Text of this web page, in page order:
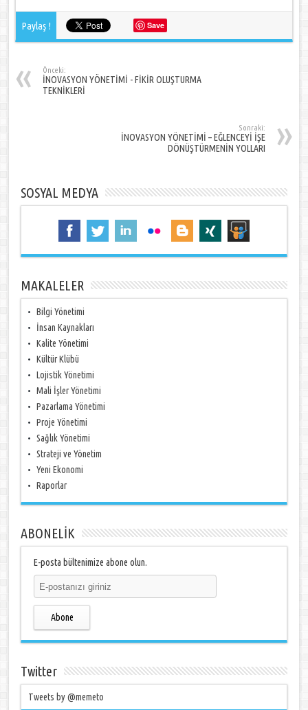
Paylaş ! Save
Önceki:
İNOVASYON YÖNETİMİ - FİKİR OLUŞTURMA
TEKNİKLERİ
Sonraki:
İNOVASYON YÖNETİMİ – EĞLENCEYİ İŞE
DÖNÜŞTÜRMENİN YOLLARI
SOSYAL MEDYA
MAKALELER
Bilgi Yönetimi
İnsan Kaynakları
Kalite Yönetimi
Kültür Klübü
Lojistik Yönetimi
Mali İşler Yönetimi
Pazarlama Yönetimi
Proje Yönetimi
Sağlık Yönetimi
Strateji ve Yönetim
Yeni Ekonomi
Raporlar
ABONELİK
E-posta bültenimize abone olun.
Abone
Twitter
Tweets by @memeto